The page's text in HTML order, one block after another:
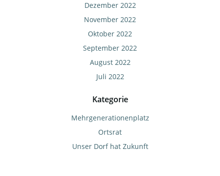
Dezember 2022
November 2022
Oktober 2022
September 2022
August 2022
Juli 2022
Kategorie
Mehrgenerationenplatz
Ortsrat
Unser Dorf hat Zukunft